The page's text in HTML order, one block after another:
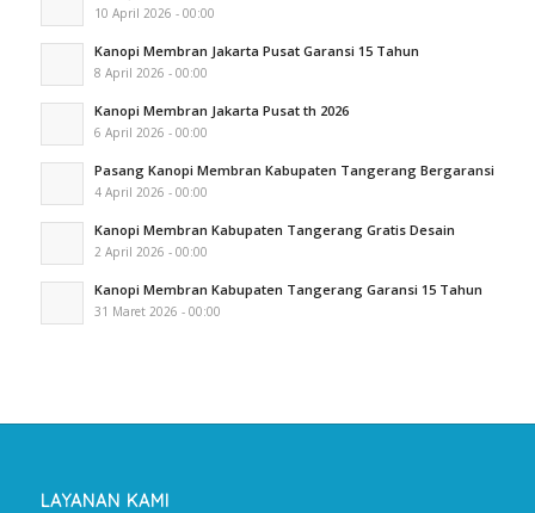
10 April 2026 - 00:00
Kanopi Membran Jakarta Pusat Garansi 15 Tahun
8 April 2026 - 00:00
Kanopi Membran Jakarta Pusat th 2026
6 April 2026 - 00:00
Pasang Kanopi Membran Kabupaten Tangerang Bergaransi
4 April 2026 - 00:00
Kanopi Membran Kabupaten Tangerang Gratis Desain
2 April 2026 - 00:00
Kanopi Membran Kabupaten Tangerang Garansi 15 Tahun
31 Maret 2026 - 00:00
LAYANAN KAMI